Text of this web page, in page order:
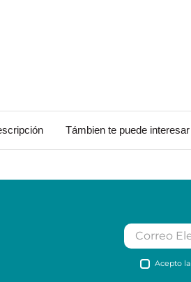
Támbien te puede interesar
Acepto la